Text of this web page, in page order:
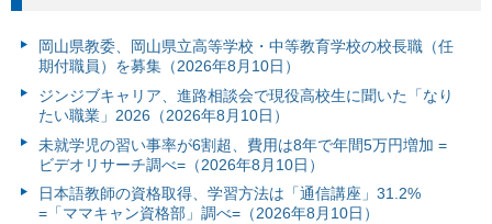
岡山県教委、岡山県立高等学校・中等教育学校の校長職（任
期付職員）を募集（2026年8月10日）
ジンジブキャリア、進路相談会で現役高校生に聞いた「なり
たい職業」2026（2026年8月10日）
未就学児の習い事率が6割超、費用は8年で年間5万円増加 =
ビデオリサーチ調べ=（2026年8月10日）
日本語教師の資格取得、学習方法は「通信講座」31.2%
=「ママキャン資格部」調べ=（2026年8月10日）